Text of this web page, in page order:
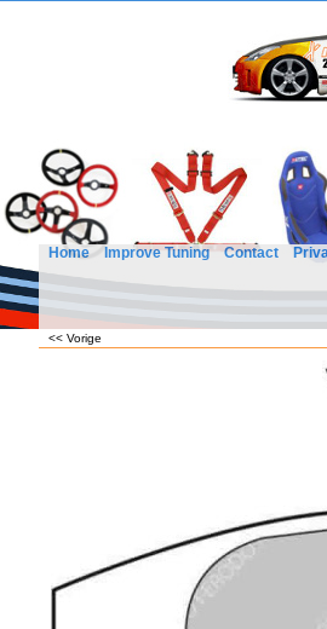
Home Improve Tuning Contact
<< Vorige